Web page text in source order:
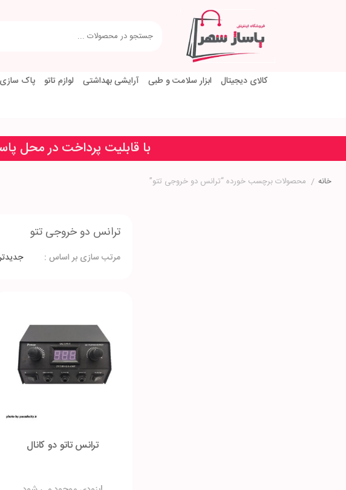
کالای دیجیتال ابزار سلامت و طبی آرایشی بهداشتی لوازم تاتو پاک
با قابلیت پرداخت در محل
خانه / محصولات برچسب خورده “ترانس دو خروجی تتو”
ترانس دو خروجی تتو
مرتب سازی بر اساس :
ترانس تاتو دو کانال